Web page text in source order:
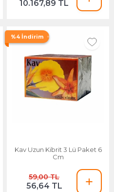
10.167,89 TL
%4 İndirim
Kav Uzun Kibrit 3 Lü Paket 6
Cm
59,00 TL
56,64 TL